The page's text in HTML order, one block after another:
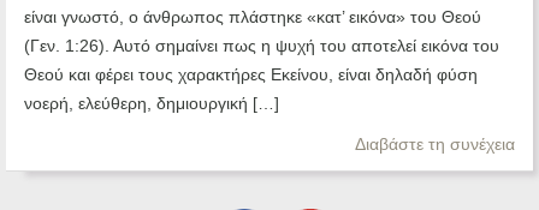
είναι γνωστό, ο άνθρωπος πλάστηκε «κατ’ εικόνα» του Θεού
(Γεν. 1:26). Αυτό σημαίνει πως η ψυχή του αποτελεί εικόνα του
Θεού και φέρει τους χαρακτήρες Εκείνου, είναι δηλαδή φύση
νοερή, ελεύθερη, δημιουργική […]
Διαβάστε τη συνέχεια